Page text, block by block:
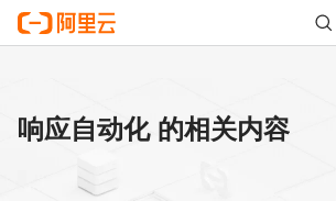
响应自动化 的相关内容